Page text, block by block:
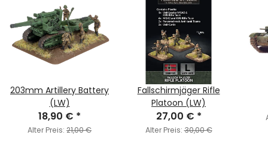
203mm Artillery Battery
(LW)
18,90 € *
Alter Preis: 21,00 €
Fallschirmjäger Rifle
Platoon (LW)
27,00 € *
Alter Preis:30,00 €